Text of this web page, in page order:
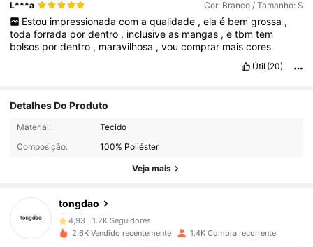
L***a Cor: Branco / Tamanho: S
Estou impressionada com a qualidade , ela é bem grossa ,
todaforrada pordentro , inclusiveas mangas ,etbmtem
bolsos pordentro , maravilhosa ,voucomprar maiscores
Útil (20)
Detalhes Do Produto
Material:
Tecido
Composição:
100% Poliéster
Veja mais
tongdao
1.2K Seguidores
1.2K Seguidores
4,93
1.2K Seguidores
l***s pago1 dia atrás
2.6K Vendido recentemente 1.4K Compra recorrente